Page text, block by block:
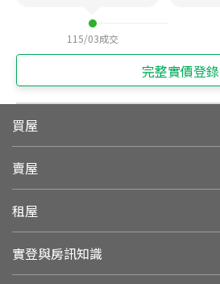
115/03成交
完整實價登錄
買屋
賣屋
租屋
實登與房訊知識